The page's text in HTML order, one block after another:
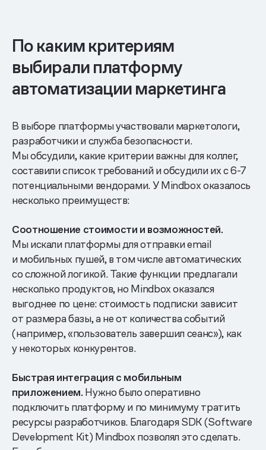
По каким критериям
выбирали платформу
автоматизации маркетинга
В выборе платформы участвовали маркетологи,
разработчики и служба безопасности.
Мы обсудили, какие критерии важны для коллег,
составили список требований и обсудили их с 6-7
потенциальными вендорами. У Mindbox оказалось
несколько преимуществ:
Соотношение стоимости и возможностей.
Мы искали платформы для отправки email
и мобильных пушей, в том числе автоматических
со сложной логикой. Такие функции предлагали
несколько продуктов, но Mindbox оказался
выгоднее по цене: стоимость подписки зависит
от размера базы, а не от количества событий
(например, «пользователь завершил сеанс»), как
у некоторых конкурентов.
Быстрая интеграция с мобильным
приложением. Нужно было оперативно
подключить платформу и по минимуму тратить
ресурсы разработчиков. Благодаря SDK (Software
Development Kit) Mindbox позволял это сделать.